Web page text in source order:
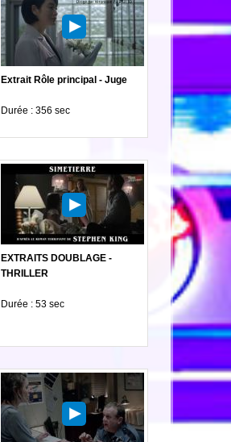
Extrait Rôle principal - Juge
Durée : 356 sec
EXTRAITS DOUBLAGE -
THRILLER
Durée : 53 sec